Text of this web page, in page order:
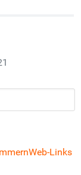
Web-Links